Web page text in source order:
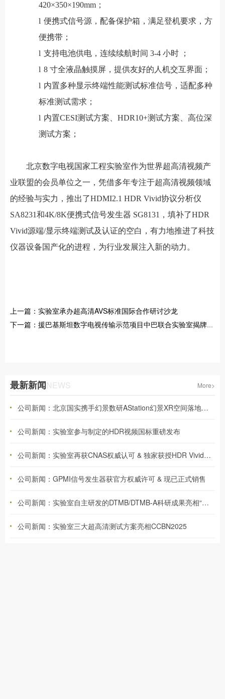
420×350×190mm；
l 便携式信号源，配备保护箱，满足登机要求，方
便携带；
l 支持电池供电，连续续航时间 3-4 小时 ；
l 8 寸全液晶触摸屏，提供友好的人机交互界面；
l 内置多种显示终端性能测试标准信号，适配多种
标准测试需求；
l 内置CESI测试方案、HDR10+测试方案、高位深
测试方案；
北京数字电视国家工程实验室作为世界超高清视频产
业联盟的会员单位之一，凭借多年专注于超高清视频领域
的经验与实力，推出了HDMI2.1 HDR Vivid协议分析仪
SA8231和4K/8K便携式信号发生器 SG8131，填补了HDR
Vivid源端/显示终端测试及认证的空白，有力地推进了科技
仪器设备国产化的进程，为行业发展注入新的动力。
上一篇：实验室承办超高清AVS标准国际合作研讨沙龙
下一篇：援巴基斯坦数字电视传输示范项目中巴联合实验室揭牌成立
最新新闻NEWS More>
公司新闻：北京国实携手幻景数研AStation幻景XR空间落地广电总局超高清重点实验室
公司新闻：实验室参与制定的HDR视频国标重磅发布
公司新闻：实验室再获CNAS权威认可 & 独家获授HDR Vivid播放设备性能检测资质
公司新闻：GPMI信号发生器获官方权威许可 & 现已正式销售
公司新闻：实验室自主研发的DTMB/DTMB-A科研成果亮相“国际电信联盟成立160周年”主题展览
公司新闻：实验室三大超高清测试方案亮相CCBN2025